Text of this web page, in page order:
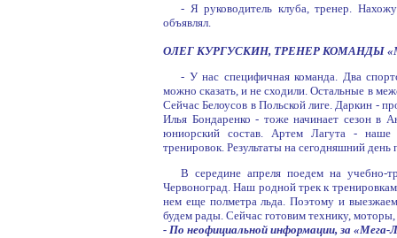
- Я руководитель клуба, тренер.
объявлял.
ОЛЕГ КУРГУСКИН, ТРЕНЕР КОМАНДЫ
- У нас специфичная команда. Два
можно сказать, и не сходили. Остальные в
Сейчас Белоусов в Польской лиге. Даркин -
Илья Бондаренко - тоже начинает сезон в
юниорский состав. Артем Лагута -
тренировок. Результаты на сегодняшний
В середине апреля поедем на учебно-
Червоноград. Наш родной трек к
нем еще полметра льда. Поэтому и
будем рады. Сейчас готовим технику, моторы,
- По неофициальной информации, за